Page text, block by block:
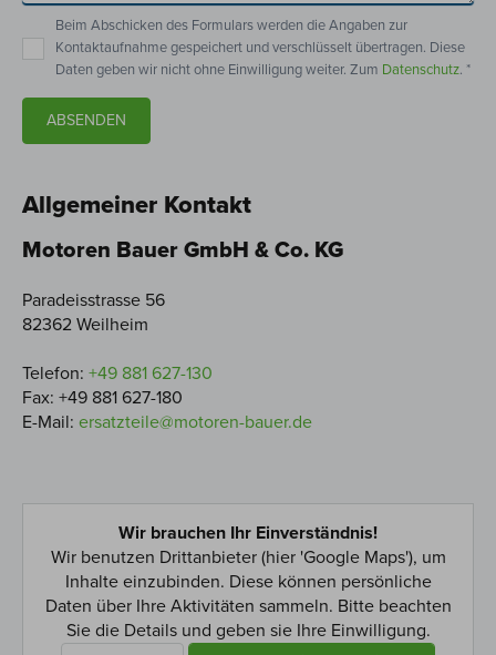
Beim Abschicken des Formulars werden die Angaben zur
Kontaktaufnahme gespeichert und verschlüsselt übertragen. Diese
Daten geben wir nicht ohne Einwilligung weiter. Zum Datenschutz. *
Allgemeiner Kontakt
Motoren Bauer GmbH & Co. KG
Paradeisstrasse 56
82362 Weilheim
Telefon: +49 881 627-130
Fax: +49 881 627-180
E-Mail: ersatzteile@motoren-bauer.de
Wir brauchen Ihr Einverständnis!
Wir benutzen Drittanbieter (hier 'Google Maps'), um
Inhalte einzubinden. Diese können persönliche
Daten über Ihre Aktivitäten sammeln. Bitte beachten
Sie die Details und geben sie Ihre Einwilligung.